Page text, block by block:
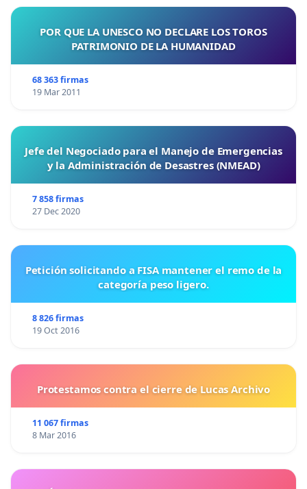
POR QUE LA UNESCO NO DECLARE LOS TOROS
PATRIMONIO DE LA HUMANIDAD
68 363 firmas
19 Mar 2011
Jefe del Negociado para el Manejo de Emergencias
y la Administración de Desastres (NMEAD)
7 858 firmas
27 Dec 2020
Petición solicitando a FISA mantener el remo de la
categoría peso ligero.
8 826 firmas
19 Oct 2016
Protestamos contra el cierre de Lucas Archivo
11 067 firmas
8 Mar 2016